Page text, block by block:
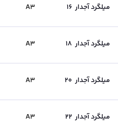
میلگرد آجدار 16
A3
میلگرد آجدار 18
A3
میلگرد آجدار 20
A3
میلگرد آجدار 22
A3